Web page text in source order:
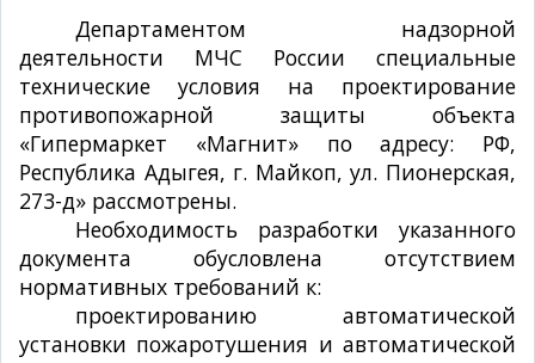
Департаментом надзорной
деятельности МЧС России специальные
технические условия на проектирование
противопожарной защиты объекта
«Гипермаркет «Магнит» по адресу: РФ,
Республика Адыгея, г. Майкоп, ул. Пионерская,
273-д» рассмотрены.
Необходимость разработки указанного
документа обусловлена отсутствием
нормативных требований к:
проектированию автоматической
установки пожаротушения и автоматической